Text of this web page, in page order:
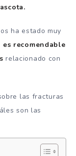
ha estado muy
es recomendable
relacionado con
las fracturas
son las